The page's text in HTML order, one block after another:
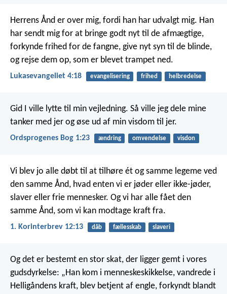
Herrens Ånd er over mig, fordi han har udvalgt mig. Han
har sendt mig for at bringe godt nyt til de afmægtige,
forkynde frihed for de fangne, give nyt syn til de blinde,
og rejse dem op, som er blevet trampet ned.
Lukasevangeliet 4:18 evangelisering frihed helbredelse
Gid I ville lytte til min vejledning. Så ville jeg dele mine
tanker med jer og øse ud af min visdom til jer.
Ordsprogenes Bog 1:23 ændring omvendelse visdon
Vi blev jo alle døbt til at tilhøre ét og samme legeme ved
den samme Ånd, hvad enten vi er jøder eller ikke-jøder,
slaver eller frie mennesker. Og vi har alle fået den
samme Ånd, som vi kan modtage kraft fra.
1. Korinterbrev 12:13 dåb fællesskab slaveri
Og det er bestemt en stor skat, der ligger gemt i vores
gudsdyrkelse: „Han kom i menneskeskikkelse, vandrede i
Helligåndens kraft, blev betjent af engle, forkyndt blandt